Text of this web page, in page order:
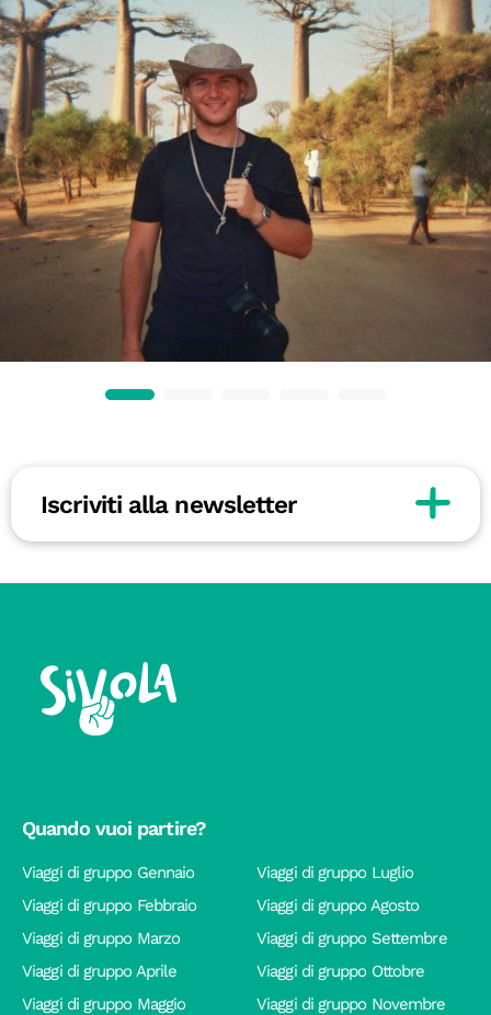
Iscriviti alla newsletter
Quando vuoi partire?
Viaggi di gruppo Gennaio
Viaggi di gruppo Febbraio
Viaggi di gruppo Marzo
Viaggi di gruppo Aprile
Viaggi di gruppo Maggio
Viaggi di gruppo Luglio
Viaggi di gruppo Agosto
Viaggi di gruppo Settembre
Viaggi di gruppo Ottobre
Viaggi di gruppo Novembre